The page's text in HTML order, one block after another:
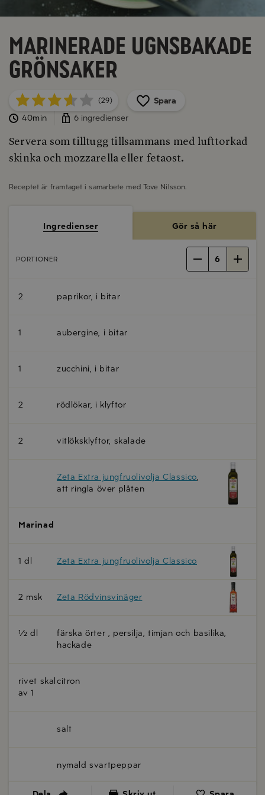
Marinerade ugnsbakade
grönsaker
(29)
Spara
40min
6 ingredienser
Servera som tilltugg tillsammans med lufttorkad
skinka och mozzarella eller fetaost.
Receptet är framtaget i samarbete med Tove Nilsson.
Ingredienser Gör så här
PORTIONER 6
2 paprikor, i bitar
1 aubergine, i bitar
1 zucchini, i bitar
2 rödlökar, i klyftor
2 vitlöksklyftor, skalade
Zeta Extra jungfruolivolja Classico,
att ringla över plåten
Marinad
1 dl Zeta Extra jungfruolivolja Classico
2 msk Zeta Rödvinsvinäger
½ dl
färska örter , persilja, timjan och basilika,
hackade
rivet skal
av 1
citron
salt
nymald svartpeppar